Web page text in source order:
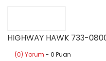
HIGHWAY HAWK 733-
(0) Yorum - 0 Puan